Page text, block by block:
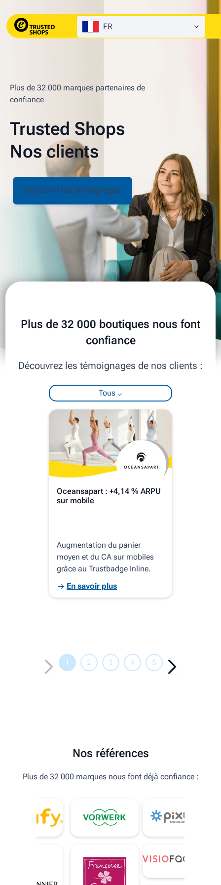
FR
Plus de 32 000 marques partenaires de
confiance
Trusted Shops
Nos clients
Découvrir les témoignages
Plus de 32 000 boutiques nous font
confiance
Découvrez les témoignages de nos clients :
Tous ⌵
Oceansapart : +4,14 % ARPU
sur mobile
Augmentation du panier
moyen et du CA sur mobiles
grâce au Trustbadge Inline.
En savoir plus
1 2 3 4 5
Nos références
Plus de 32 000 marques nous font déjà confiance :